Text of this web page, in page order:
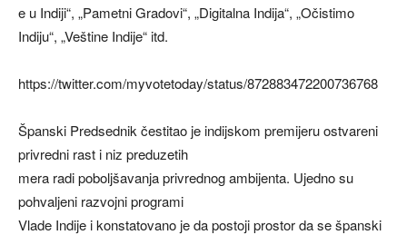
e u Indiji“, „Pametni Gradovi“, „Digitalna Indija“, „Očistimo
Indiju“, „Veštine Indije“ itd.
https://twitter.com/myvotetoday/status/872883472200736768
Španski Predsednik čestitao je indijskom premijeru ostvareni
privredni rast i niz preduzetih
mera radi poboljšavanja privrednog ambijenta. Ujedno su
pohvaljeni razvojni programi
Vlade Indije i konstatovano je da postoji prostor da se španski